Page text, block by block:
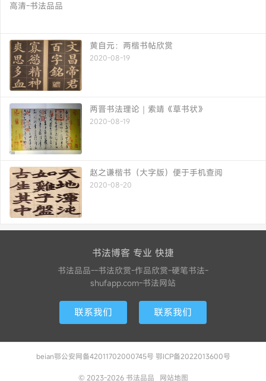
黄自元：两楷书帖欣赏
2020-08-19
两晋书法理论｜索靖《草书状》
2020-08-19
赵之谦楷书（大字版）便于手机查阅
2020-08-20
书法博客 专业 快捷
书法品品--书法欣赏-作品欣赏-硬笔书法-
shufapp.com-书法网站
联系我们 联系我们
beian鄂公安网备42011702000745号 鄂ICP备2022013600号
© 2023-2026书法品品 网站地图